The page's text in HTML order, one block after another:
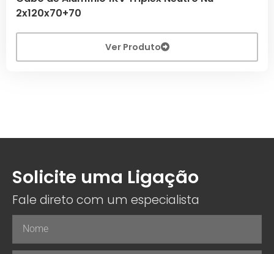
2x120x70+70
Ver Produto
Solicite uma Ligação
Fale direto com um especialista